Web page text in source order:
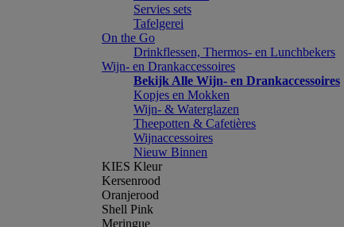
Servies sets
Tafelgerei
On the Go
Drinkflessen, Thermos- en Lunchbekers
Wijn- en Drankaccessoires
Bekijk Alle Wijn- en Drankaccessoires
Kopjes en Mokken
Wijn- & Waterglazen
Theepotten & Cafetières
Wijnaccessoires
Nieuw Binnen
KIES Kleur
Kersenrood
Oranjerood
Shell Pink
Meringue